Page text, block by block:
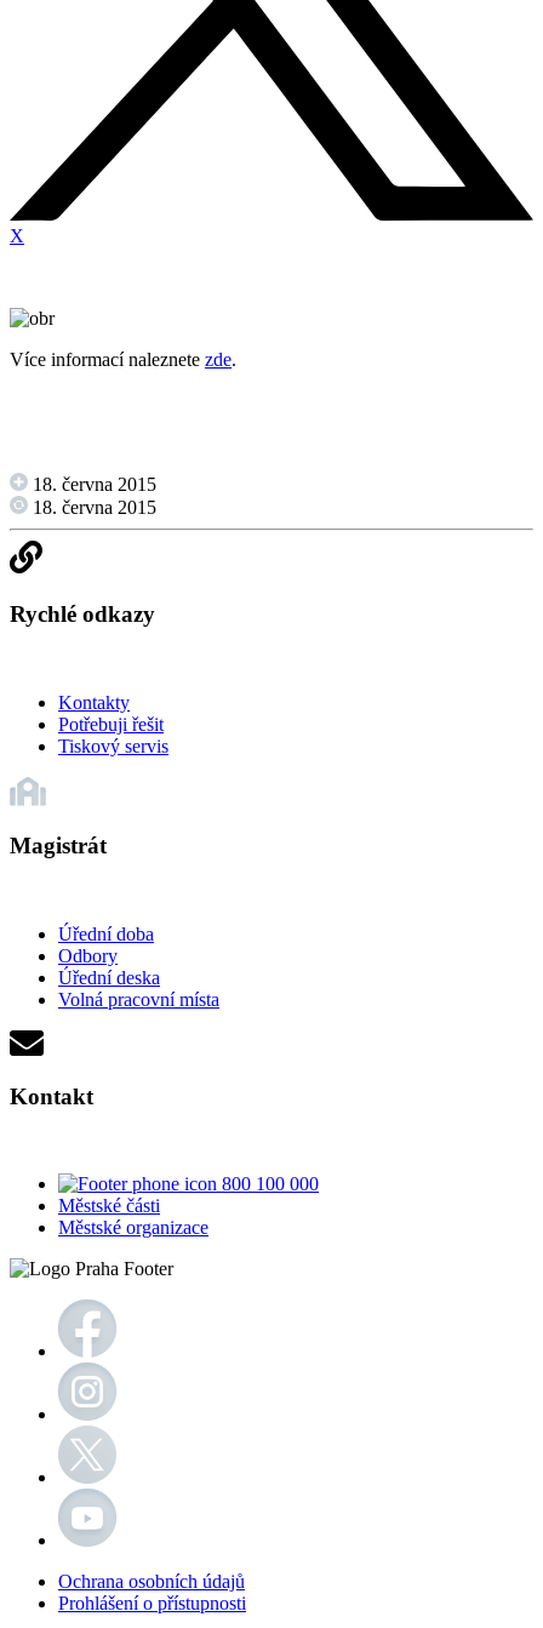
X
Více informací naleznete zde.
18. června 2015
18. června 2015
Rychlé odkazy
Kontakty
Potřebuji řešit
Tiskový servis
Magistrát
Úřední doba
Odbory
Úřední deska
Volná pracovní místa
Kontakt
800 100 000
Městské části
Městské organizace
Ochrana osobních údajů
Prohlášení o přístupnosti